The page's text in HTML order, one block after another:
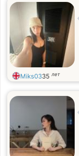
Miks0335 лет